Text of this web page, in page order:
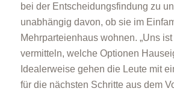
bei der Entscheidungsfindung zu
unabhängig davon, ob sie im
Mehrparteienhaus wohnen. „Uns
vermitteln, welche Optionen
Idealerweise gehen die Leute mit
für die nächsten Schritte aus dem